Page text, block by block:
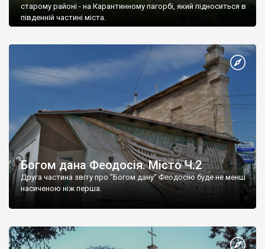
старому районі - на Карантинному пагорбі, який підноситься в
південній частині міста.
Богом дана Феодосія. Місто Ч.2
Друга частина звіту про "Богом дану" Феодосію буде не менш
насиченою ніж перша.